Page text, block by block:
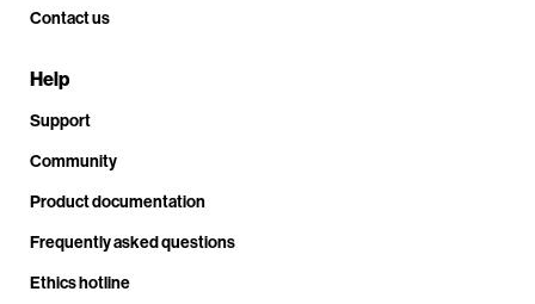
Contact us
Help
Support
Community
Product documentation
Frequently asked questions
Ethics hotline